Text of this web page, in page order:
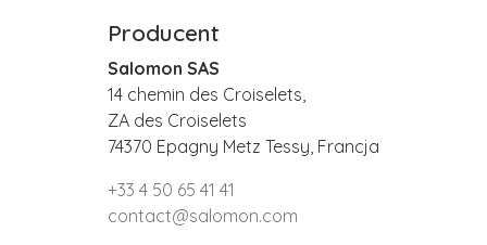
Producent
Salomon SAS
14 chemin des Croiselets,
ZA des Croiselets
74370 Epagny Metz Tessy, Francja
+33 4 50 65 41 41
contact@salomon.com